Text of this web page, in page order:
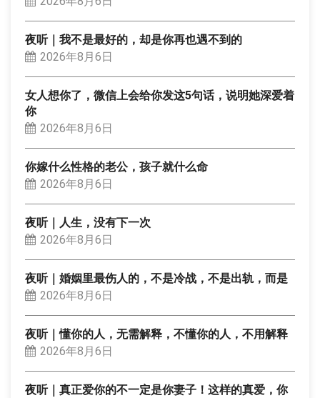
夜听｜我不是最好的，却是你再也遇不到的
2026年8月6日
女人想你了，微信上会给你发这5句话，说明她深爱着
你
2026年8月6日
你嫁什么性格的老公，孩子就什么命
2026年8月6日
夜听｜人生，没有下一次
2026年8月6日
夜听｜婚姻里最伤人的，不是冷战，不是出轨，而是
2026年8月6日
夜听｜懂你的人，无需解释，不懂你的人，不用解释
2026年8月6日
夜听｜真正爱你的不一定是你妻子！这样的真爱，你